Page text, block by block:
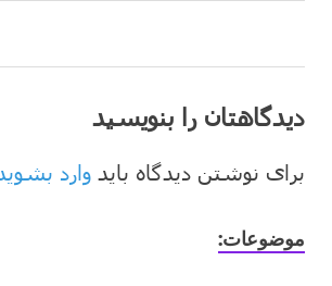
دیدگاهتان را بنویسید
برای نوشتن دیدگاه باید وارد بشوید
موضوعات: